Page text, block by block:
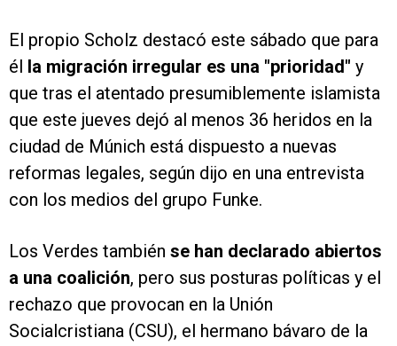
El propio Scholz destacó este sábado que para
él la migración irregular es una "prioridad" y
que tras el atentado presumiblemente islamista
que este jueves dejó al menos 36 heridos en la
ciudad de Múnich está dispuesto a nuevas
reformas legales, según dijo en una entrevista
con los medios del grupo Funke.
Los Verdes también se han declarado abiertos
a una coalición, pero sus posturas políticas y el
rechazo que provocan en la Unión
Socialcristiana (CSU), el hermano bávaro de la